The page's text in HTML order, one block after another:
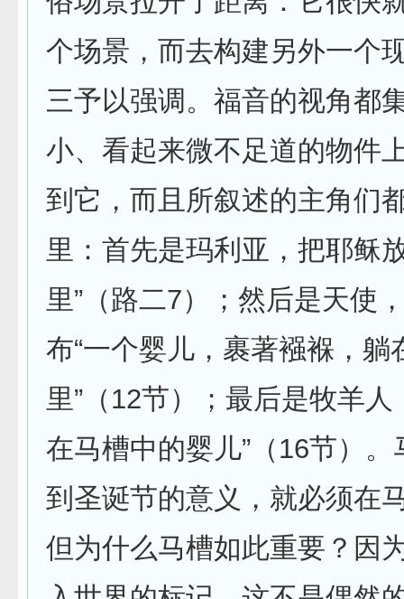
个场景，而去构建另外一个
三予以强调。福音的视角都
小、看起来微不足道的物件
到它，而且所叙述的主角们
里：首先是玛利亚，把耶稣
里”（路二7）；然后是天使
布“一个婴儿，裹著襁褓，躺
里”（12节）；最后是牧羊人
在马槽中的婴儿”（16节）。
到圣诞节的意义，就必须在
但为什么马槽如此重要？因